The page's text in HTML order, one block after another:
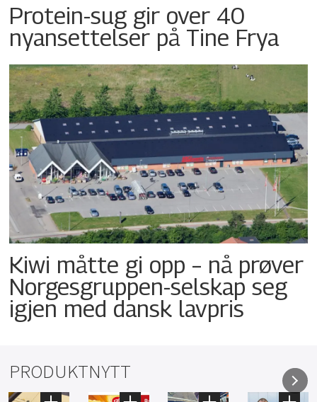
Protein-sug gir over 40
nyansettelser på Tine Frya
Kiwi måtte gi opp – nå prøver
Norgesgruppen-selskap seg
igjen med dansk lavpris
PRODUKTNYTT